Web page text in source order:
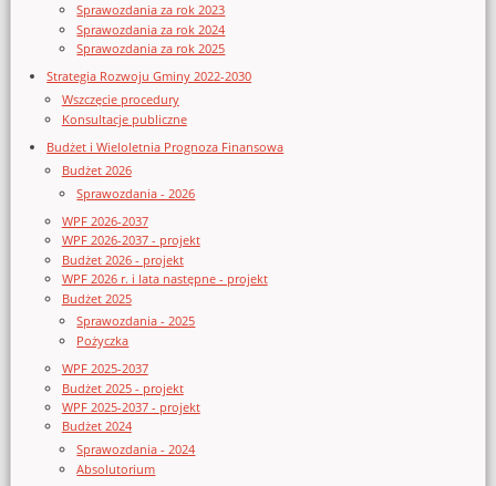
Sprawozdania za rok 2023
Sprawozdania za rok 2024
Sprawozdania za rok 2025
Strategia Rozwoju Gminy 2022-2030
Wszczęcie procedury
Konsultacje publiczne
Budżet i Wieloletnia Prognoza Finansowa
Budżet 2026
Sprawozdania - 2026
WPF 2026-2037
WPF 2026-2037 - projekt
Budżet 2026 - projekt
WPF 2026 r. i lata następne - projekt
Budżet 2025
Sprawozdania - 2025
Pożyczka
WPF 2025-2037
Budżet 2025 - projekt
WPF 2025-2037 - projekt
Budżet 2024
Sprawozdania - 2024
Absolutorium